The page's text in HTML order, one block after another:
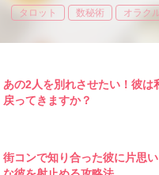
タロット 数秘術 オラク
あの2人を別れさせたい！彼は
戻ってきますか？
街コンで知り合った彼に片思